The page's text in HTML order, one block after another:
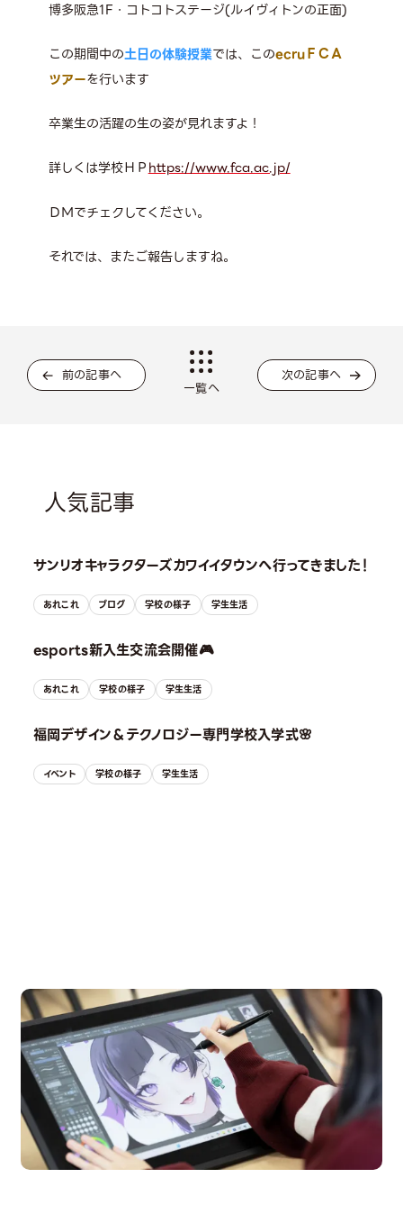
博多阪急1F ・コトコトステージ(ルイヴィトンの正面)
この期間中の土日の体験授業では、このecruＦＣＡ
ツアーを行います
卒業生の活躍の生の姿が見れますよ！
詳しくは学校ＨＰhttps://www.fca.ac.jp/
ＤＭでチェクしてください。
それでは、またご報告しますね。
前の記事へ
一覧へ
次の記事へ
人気記事
サンリオキャラクターズカワイイタウンへ行ってきました！
あれこれ ブログ 学校の様子 学生生活
esports新入生交流会開催🎮
あれこれ 学校の様子 学生生活
福岡デザイン＆テクノロジー専門学校入学式🌸
イベント 学校の様子 学生生活
Campus